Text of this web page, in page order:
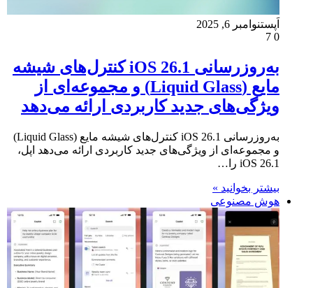
اَپستنوامبر 6, 2025
0
به‌روزرسانی iOS 26.1 کنترل‌های شیشه
مایع (Liquid Glass) و مجموعه‌ای از
ویژگی‌های جدید کاربردی ارائه می‌دهد
به‌روزرسانی iOS 26.1 کنترل‌های شیشه مایع (Liquid Glass)
و مجموعه‌ای از ویژگی‌های جدید کاربردی ارائه می‌دهد اپل،
iOS 26.1 را…
بیشتر بخوانید »
هوش مصنوعی